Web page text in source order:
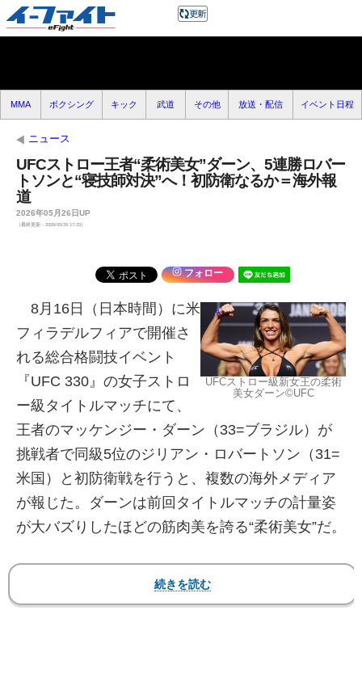
MMA ボクシング キック 武道 その他 放送・配信 イベント日程
ニュース
UFCストロー王者“柔術美女”ダーン、5連勝ロバー
トソンと“寝技師対決”へ！初防衛なるか＝海外報
道
2026年05月26日UP
（最終更新：2026/05/26 17:33）
フォロー
UFCストロー級新女王の柔術
美女ダーン©️UFC
8月16日（日本時間）に米
フィラデルフィアで開催さ
れる総合格闘技イベント
『UFC 330』の女子ストロ
ー級タイトルマッチにて、
王者のマッケンジー・ダーン（33=ブラジル）が
挑戦者で同級5位のジリアン・ロバートソン（31=
米国）と初防衛戦を行うと、複数の海外メディア
が報じた。ダーンは前回タイトルマッチの計量姿
が大バズりしたほどの筋肉美を誇る“柔術美女”だ。
【フォト】大バズりした“美ヒップ”！ビキニ姿も